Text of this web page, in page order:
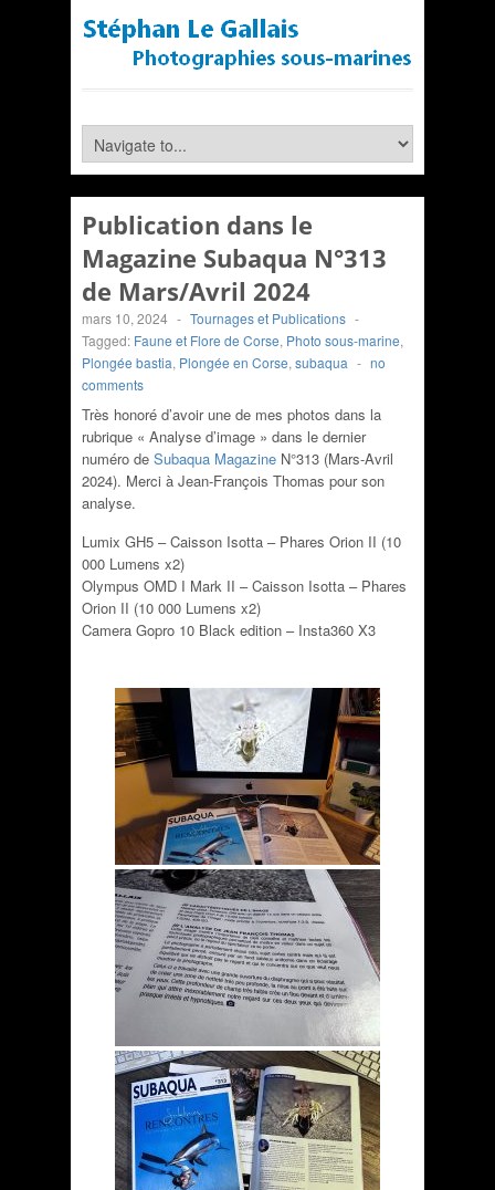
Publication dans le
Magazine Subaqua N°313
de Mars/Avril 2024
mars 10, 2024 - Tournages et Publications -
Tagged: Faune et Flore de Corse, Photo sous-marine,
Plongée bastia, Plongée en Corse, subaqua - no
comments
Très honoré d’avoir une de mes photos dans la
rubrique « Analyse d’image » dans le dernier
numéro de Subaqua Magazine N°313 (Mars-Avril
2024). Merci à Jean-François Thomas pour son
analyse.
Lumix GH5 – Caisson Isotta – Phares Orion II (10
000 Lumens x2)
Olympus OMD I Mark II – Caisson Isotta – Phares
Orion II (10 000 Lumens x2)
Camera Gopro 10 Black edition – Insta360 X3